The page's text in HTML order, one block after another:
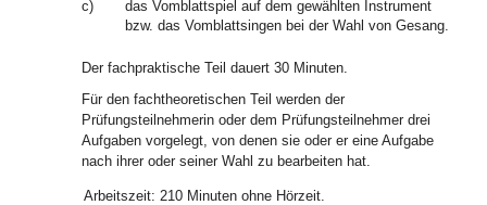
c)
das Vomblattspiel auf dem gewählten Instrument
bzw. das Vomblattsingen bei der Wahl von Gesang.
Der fachpraktische Teil dauert 30 Minuten.
Für den fachtheoretischen Teil werden der
Prüfungsteilnehmerin oder dem Prüfungsteilnehmer drei
Aufgaben vorgelegt, von denen sie oder er eine Aufgabe
nach ihrer oder seiner Wahl zu bearbeiten hat.
Arbeitszeit: 210 Minuten ohne Hörzeit.